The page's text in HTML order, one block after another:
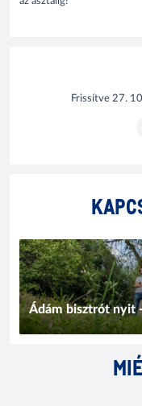
Frissítve 27.
Ádám bisztrót nyit